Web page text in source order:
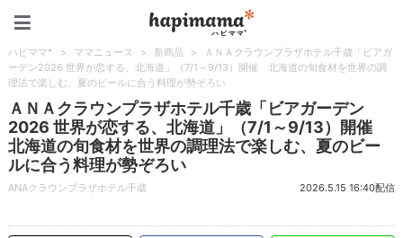
ハピママ* > ママニュース > 新商品 >
ＡＮＡクラウンプラザホテル千歳「ビアガ
ーデン2026 世界が恋する、北海道」（7/1～9/13）開催 北海道の旬食材を世界の調
理法で楽しむ、夏のビールに合う料理が勢ぞろい
ＡＮＡクラウンプラザホテル千歳「ビアガーデン
2026 世界が恋する、北海道」（7/1～9/13）開催
北海道の旬食材を世界の調理法で楽しむ、夏のビー
ルに合う料理が勢ぞろい
ANAクラウンプラザホテル千歳 2026.5.15 16:40配信